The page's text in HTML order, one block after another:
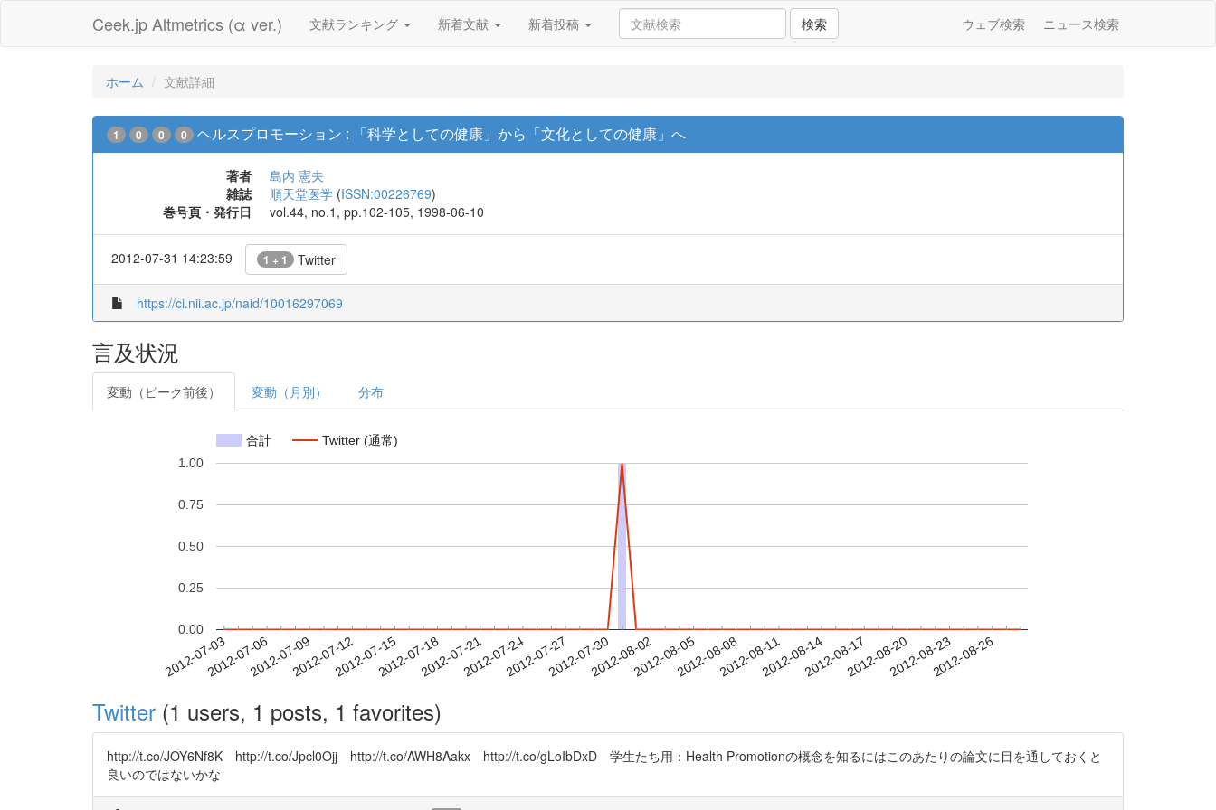
Ceek.jp Altmetrics (α ver.) 文献ランキング 新着文献 新着投稿 検索 ウェブ検索 ニュース検索
ホーム 文献詳細
1 0 0 0 ヘルスプロモーション : 「科学としての健康」から「文化としての健康」へ
著者
島内 憲夫
雑誌
順天堂医学 (ISSN:00226769)
巻号頁・発行日
vol.44, no.1, pp.102-105, 1998-06-10
2012-07-31 14:23:59 1 + 1 Twitter
https://ci.nii.ac.jp/naid/10016297069
言及状況
変動（ピーク前後） 変動（月別） 分布
合計 Twitter (通常)
2012-07-032012-07-062012-07-092012-07-122012-07-152012-07-182012-07-212012-07-242012-07-272012-07-302012-08-022012-08-052012-08-082012-08-112012-08-142012-08-172012-08-202012-08-232012-08-26
0.00
0.25
0.50
0.75
1.00
Twitter (1 users, 1 posts, 1 favorites)
http://t.co/JOY6Nf8K http://t.co/Jpcl0Ojj http://t.co/AWH8Aakx http://t.co/gLoIbDxD 学生たち用：Health Promotionの概念を知るにはこのあたりの論文に目を通しておくと
良いのではないかな